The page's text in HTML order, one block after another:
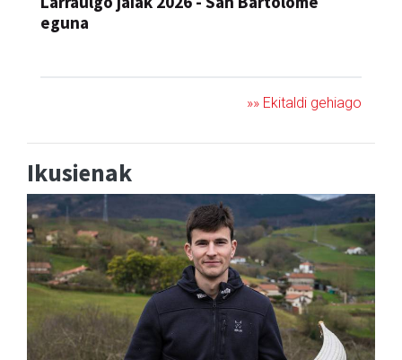
eguna
»» Ekitaldi gehiago
Ikusienak